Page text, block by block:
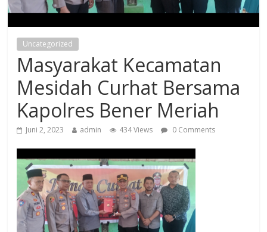
Uncategorized
Masyarakat Kecamatan
Mesidah Curhat Bersama
Kapolres Bener Meriah
Juni 2, 2023 admin 434 Views 0 Comments